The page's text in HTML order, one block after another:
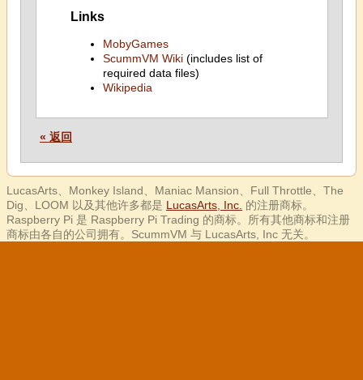
Links
MobyGames
ScummVM Wiki(includes list of
required data files)
Wikipedia
« 返回
LucasArts、Monkey Island、Maniac Mansion、Full Throttle、The
Dig、LOOM 以及其他许多都是 LucasArts, Inc. 的注册商标。
Raspberry Pi 是 Raspberry Pi Trading 的商标。所有其他商标和注册
商标由各自的公司拥有。ScummVM 与 LucasArts, Inc 无关。